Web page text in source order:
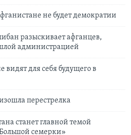
не будет демократии
разыскивает афганцев,
администрацией
видят для себя будущего в
перестрелка
станет главной темой
семерки»